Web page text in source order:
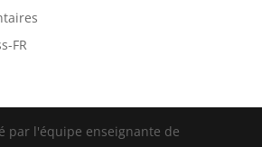
FR
par l'équipe enseignante de